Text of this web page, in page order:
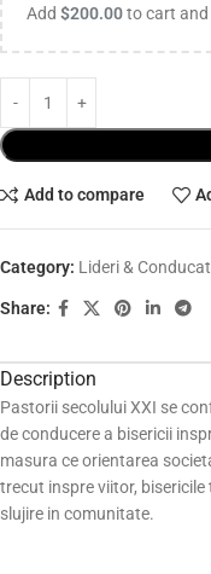
Add $200.00to cart and
Add to compare
Category: Lideri &
Share:
Description
Pastorii secolului XXI se
de conducere a bisericii
masura ce orientarea
trecut inspre viitor, bisericile
slujire in comunitate.